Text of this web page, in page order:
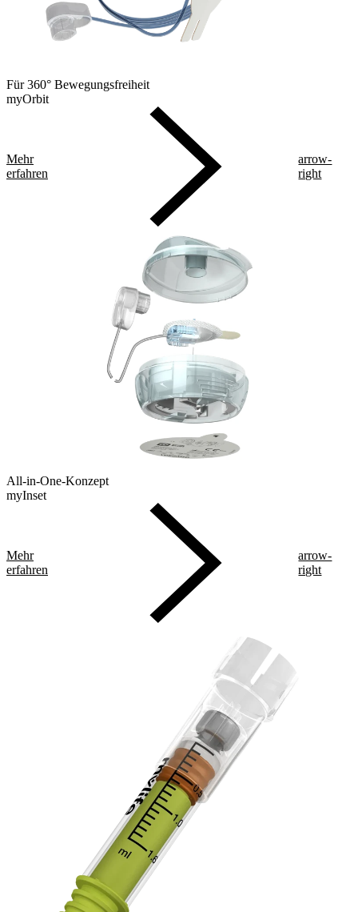
Für 360° Bewegungsfreiheit
myOrbit
Mehr
erfahren
arrow-
right
All-in-One-Konzept
myInset
Mehr
erfahren
arrow-
right